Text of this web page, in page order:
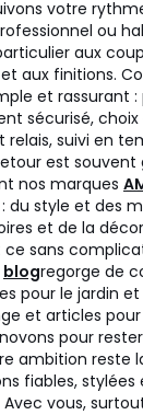
votre
ou
aux
aux finitions.
et rassurant
sécurisé, choix
suivi en
est souvent
nos marques
: du style et des
et de la
sans
blogregorge de
pour le jardin
et articles
pour
ambition reste
fiables, stylées
vous,